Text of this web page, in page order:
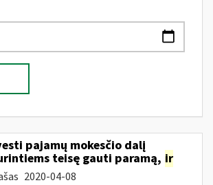
pajamų mokesčio dalį
teisę gauti paramą, ir
2020-04-08